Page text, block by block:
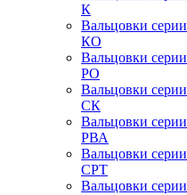
К
Вальцовки серии
КО
Вальцовки серии
РО
Вальцовки серии
СК
Вальцовки серии
РВА
Вальцовки серии
СРТ
Вальцовки серии